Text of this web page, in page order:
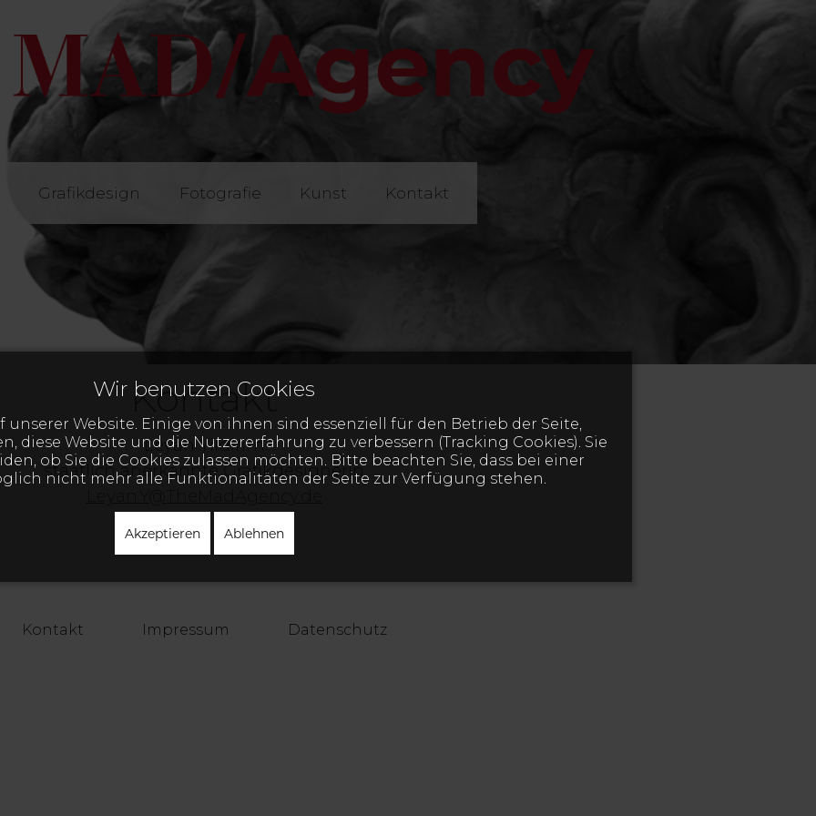
Grafikdesign Fotografie Kunst Kontakt
Kontakt
Leyan Yildirim
staatlich anerkannte Grafikdesignerin
Kontakt Impressum Datenschutz
Wir benutzen Cookies
unserer Website. Einige von ihnen sind essenziell für den Betrieb der Seite,
diese Website und die Nutzererfahrung zu verbessern (Tracking Cookies). Sie
ob Sie die Cookies zulassen möchten. Bitte beachten Sie, dass bei einer
nicht mehr alle Funktionalitäten der Seite zur Verfügung stehen.
Akzeptieren Ablehnen